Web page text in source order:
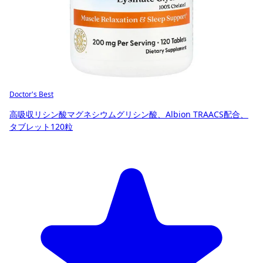
Doctor's Best
高吸収リシン酸マグネシウムグリシン酸、Albion TRAACS配合、
タブレット120粒